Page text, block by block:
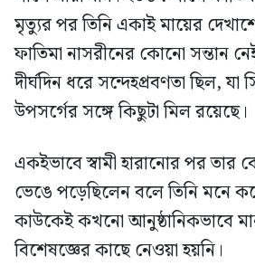
মৃত্যুর পর তিনি একাই মায়ের
ফাতিমা নাসরীনের কোনো সন্তান
দীর্ঘদিন ধরে সন্দেহপ্রবণতা ছিল, যা
উপসর্গের সঙ্গে কিছুটা মিল রয়েছে।
একইভাবে স্বামী হারানোর পর তার
ভেঙে পড়েছিলেন বলে তিনি মনে
কাউকেই কখনো আনুষ্ঠানিকভাবে
বিশেষজ্ঞের কাছে নেওয়া হয়নি।